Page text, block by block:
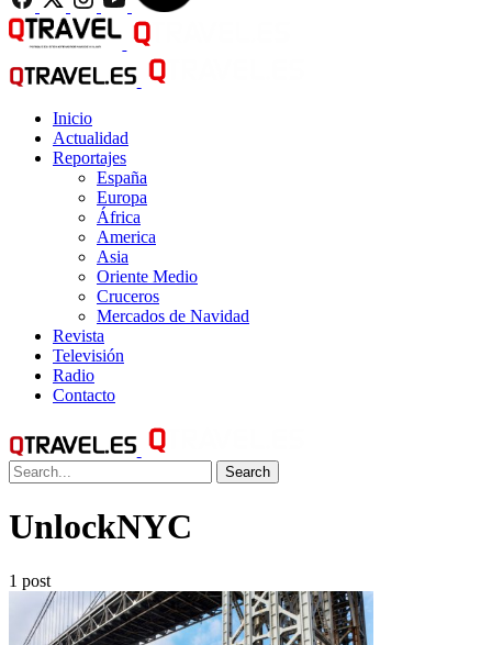
Inicio
Actualidad
Reportajes
España
Europa
África
America
Asia
Oriente Medio
Cruceros
Mercados de Navidad
Revista
Televisión
Radio
Contacto
Search
UnlockNYC
1 post